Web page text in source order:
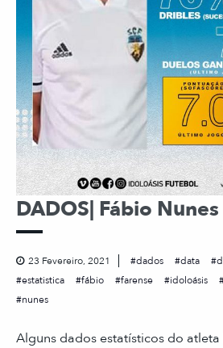
DADOS| Fábio Nunes
23 Fevereiro, 2021 dados data
estatistica
fábio farense idoloásis
nunes
Alguns dados estatísticos do